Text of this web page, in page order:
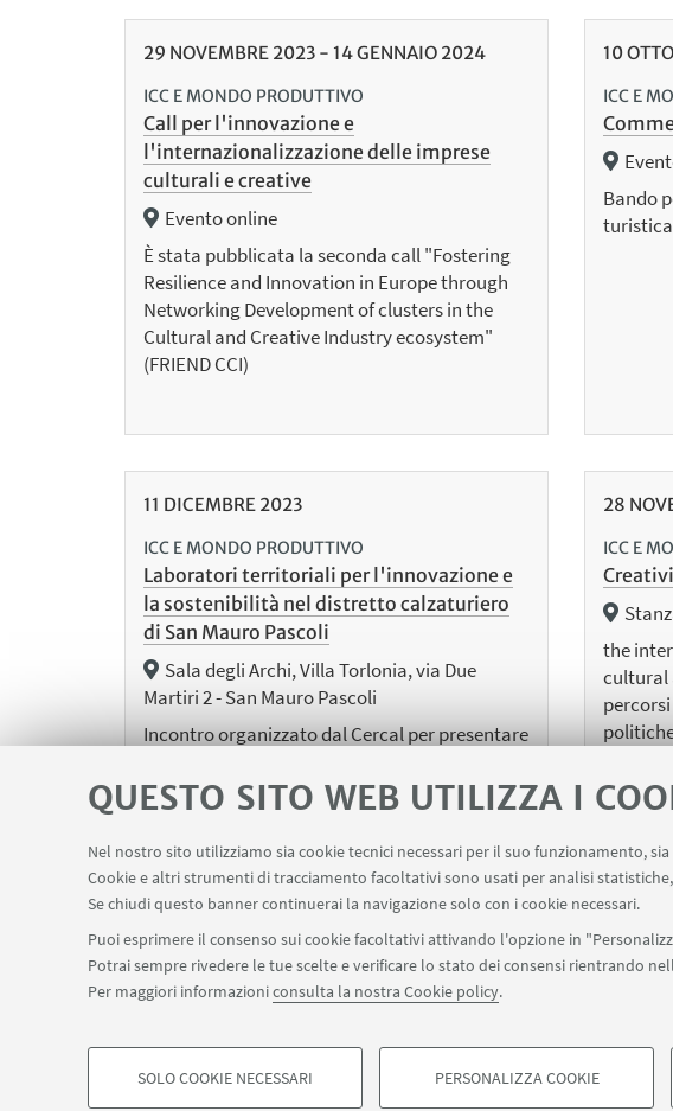
QUESTO SITO WEB UTILIZZA I
Nel nostro sito utilizziamo sia cookie tecnici necessari per il suo funzionamento,
Cookie e altri strumenti di tracciamento facoltativi sono usati per analisi
Se chiudi questo banner continuerai la navigazione solo con i cookie necessari.
Puoi esprimere il consenso sui cookie facoltativi attivando l'opzione in
Potrai sempre rivedere le tue scelte e verificare lo stato dei consensi rientrando
Per maggiori informazioniconsulta la nostra Cookie policy.
COOKIE DI PROFILAZIONE - FACOLTATIVI
SOLO COOKIE NECESSARI PERSONALIZZA COOKIE
29 NOVEMBRE 2023- 14GENNAIO 2024
ICC E MONDO PRODUTTIVO
Call per l'innovazione e
l'internazionalizzazione delle imprese
culturali e creative
Evento online
È stata pubblicata la seconda call "Fostering
Resilience and Innovation in Europe through
Networking Development of clusters in the
Cultural and Creative Industry ecosystem"
(FRIEND CCI)
10
ICC E
Bando
11 DICEMBRE 2023
ICC E MONDO PRODUTTIVO
Laboratori territoriali per l'innovazione e
la sostenibilità nel distretto calzaturiero
di San Mauro Pascoli
Sala degli Archi, Villa Torlonia, via Due
Martiri 2 - San Mauro Pascoli
Incontro organizzato dal Cercal per presentare
territoriali
28
ICC E
the
cultural
«
elementi
1 2
©Copyright 2026 - ALMA MATER STUDIORUM - Università di Bologna - Via